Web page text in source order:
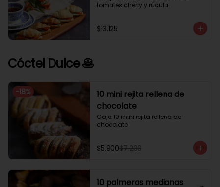
tomates cherry y rúcula.
$13.125
Cóctel Dulce 🥞
-18%
10 mini rejita rellena de
chocolate
Caja 10 mini rejita rellena de
chocolate
$5.900$7.200
10 palmeras medianas